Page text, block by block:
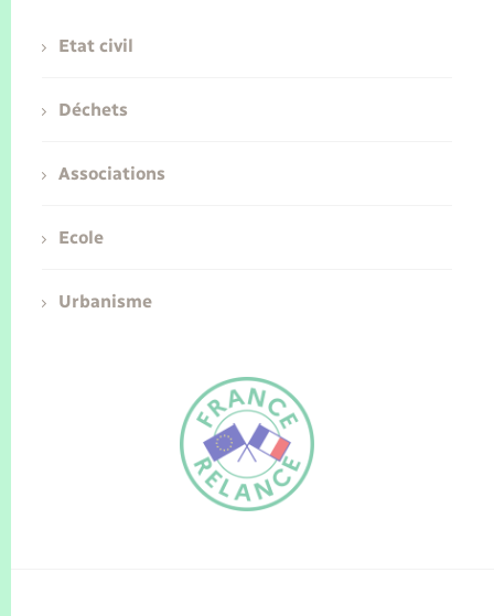
Etat civil
Déchets
Associations
Ecole
Urbanisme